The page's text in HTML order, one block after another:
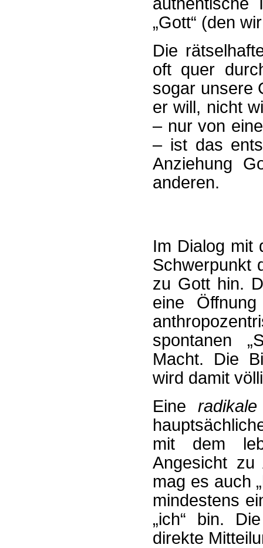
„Gott“ (den
Die
oft quer
sogar unsere
er will, nicht
– nur von
– ist das
Anziehung
anderen.
Im Dialog mit
Schwerpunkt
zu Gott hin.
eine
spontanen
Macht. Die
wird damit
Eine
mit dem
Angesicht
mag es auch
mindestens
„ich“ bin.
direkte